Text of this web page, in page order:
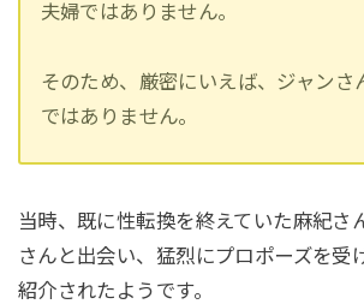
夫婦ではありません。
そのため、厳密にいえば、ジャンさ
ではありません。
当時、既に性転換を終えていた麻紀さ
さんと出会い、猛烈にプロポーズを受
紹介されたようです。